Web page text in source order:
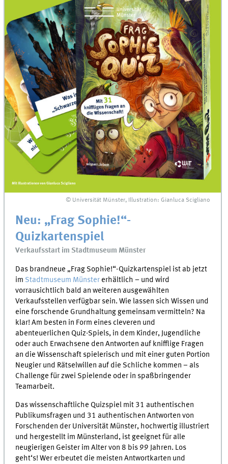
© Universität Münster, Illustration: Gianluca Scigliano
Neu: „Frag Sophie!“-
Quizkartenspiel
Verkaufsstart im Stadtmuseum Münster
Das brandneue „Frag Sophie!“-Quizkartenspiel ist ab jetzt
im Stadtmuseum Münster erhältlich – und wird
vorrausichtlich bald an weiteren ausgewählten
Verkaufsstellen verfügbar sein. Wie lassen sich Wissen und
eine forschende Grundhaltung gemeinsam vermitteln? Na
klar! Am besten in Form eines cleveren und
abenteuerlichen Quiz-Spiels, in dem Kinder, Jugendliche
oder auch Erwachsene den Antworten auf knifflige Fragen
an die Wissenschaft spielerisch und mit einer guten Portion
Neugier und Rätselwillen auf die Schliche kommen – als
Challenge für zwei Spielende oder in spaßbringender
Teamarbeit.
Das wissenschaftliche Quizspiel mit 31 authentischen
Publikumsfragen und 31 authentischen Antworten von
Forschenden der Universität Münster, hochwertig illustriert
und hergestellt im Münsterland, ist geeignet für alle
neugierigen Geister im Alter von 8 bis 99 Jahren. Los
geht‘s! Wer erbeutet die meisten Antwortkarten und